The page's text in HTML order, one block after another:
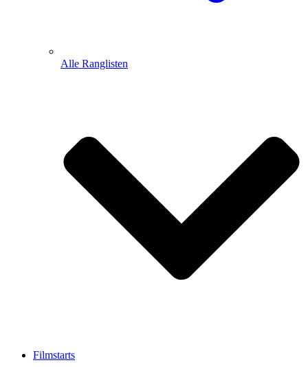
Alle Ranglisten
Filmstarts